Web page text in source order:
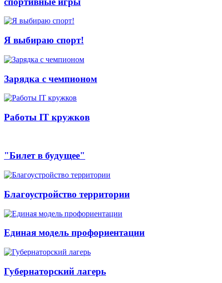
Я выбираю спорт!
Зарядка с чемпионом
Работы IT кружков
"Билет в будущее"
Благоустройство территории
Единая модель профориентации
Губернаторский лагерь